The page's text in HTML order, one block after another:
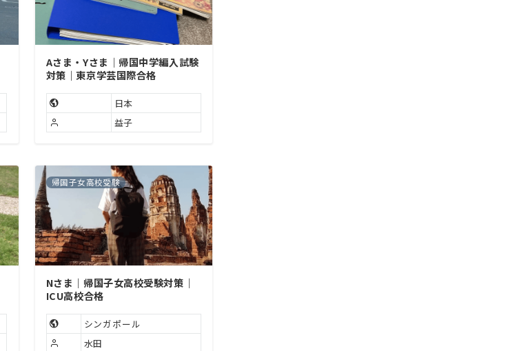
Aさま・Yさま｜帰国中学編入試験
対策｜東京学芸国際合格
日本
益子
帰国子女高校受験
Nさま｜帰国子女高校受験対策｜
ICU高校合格
シンガポール
水田